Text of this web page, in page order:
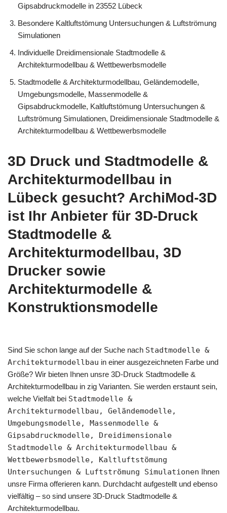
Gipsabdruckmodelle in 23552 Lübeck
Besondere Kaltluftstömung Untersuchungen & Luftströmung
Simulationen
Individuelle Dreidimensionale Stadtmodelle &
Architekturmodellbau & Wettbewerbsmodelle
Stadtmodelle & Architekturmodellbau, Geländemodelle,
Umgebungsmodelle, Massenmodelle &
Gipsabdruckmodelle, Kaltluftstömung Untersuchungen &
Luftströmung Simulationen, Dreidimensionale Stadtmodelle &
Architekturmodellbau & Wettbewerbsmodelle
3D Druck und Stadtmodelle &
Architekturmodellbau in
Lübeck gesucht? ArchiMod-3D
ist Ihr Anbieter für 3D-Druck
Stadtmodelle &
Architekturmodellbau, 3D
Drucker sowie
Architekturmodelle &
Konstruktionsmodelle
Sind Sie schon lange auf der Suche nach Stadtmodelle &
Architekturmodellbau in einer ausgezeichneten Farbe und
Größe? Wir bieten Ihnen unsre 3D-Druck Stadtmodelle &
Architekturmodellbau in zig Varianten. Sie werden erstaunt sein,
welche Vielfalt bei Stadtmodelle &
Architekturmodellbau, Geländemodelle,
Umgebungsmodelle, Massenmodelle &
Gipsabdruckmodelle, Dreidimensionale
Stadtmodelle & Architekturmodellbau &
Wettbewerbsmodelle, Kaltluftstömung
Untersuchungen & Luftströmung Simulationen Ihnen
unsre Firma offerieren kann. Durchdacht aufgestellt und ebenso
vielfältig – so sind unsere 3D-Druck Stadtmodelle &
Architekturmodellbau.